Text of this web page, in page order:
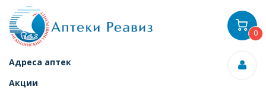
Адреса аптек
Акции
0